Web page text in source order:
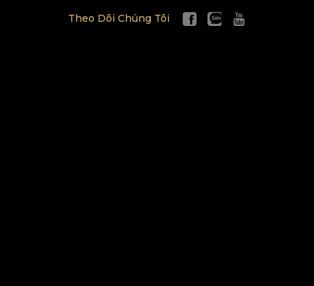
Theo Dõi Chúng Tôi